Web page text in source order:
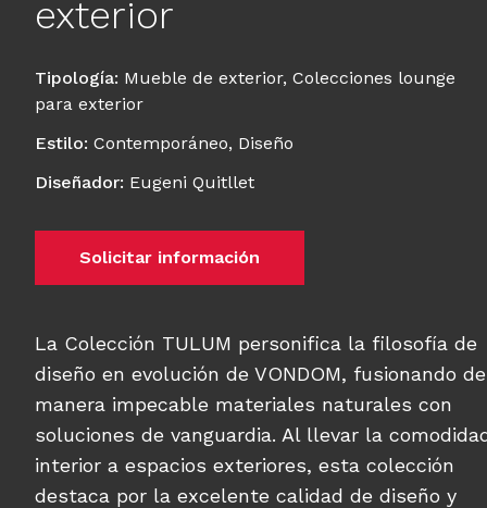
exterior
Tipología: Mueble de exterior, Colecciones lounge
para exterior
Estilo: Contemporáneo, Diseño
Diseñador: Eugeni Quitllet
Solicitar información
La Colección TULUM personifica la filosofía de
diseño en evolución de VONDOM, fusionando de
manera impecable materiales naturales con
soluciones de vanguardia. Al llevar la
interior a espacios exteriores, esta colección
destaca por la excelente calidad de diseño y